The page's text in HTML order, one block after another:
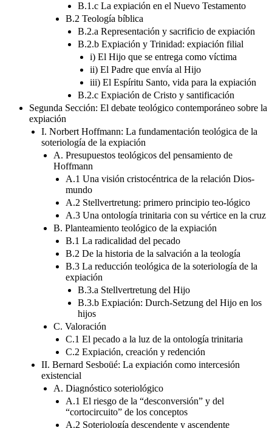
B.1.c La expiación en el Nuevo Testamento
B.2 Teología bíblica
B.2.a Representación y sacrificio de expiación
B.2.b Expiación y Trinidad: expiación filial
i) El Hijo que se entrega como víctima
ii) El Padre que envía al Hijo
iii) El Espíritu Santo, vida para la expiación
B.2.c Expiación de Cristo y santificación
Segunda Sección: El debate teológico contemporáneo sobre la
expiación
I. Norbert Hoffmann: La fundamentación teológica de la
soteriología de la expiación
A. Presupuestos teológicos del pensamiento de
Hoffmann
A.1 Una visión cristocéntrica de la relación Dios-
mundo
A.2 Stellvertretung: primero principio teo-lógico
A.3 Una ontología trinitaria con su vértice en la cruz
B. Planteamiento teológico de la expiación
B.1 La radicalidad del pecado
B.2 De la historia de la salvación a la teología
B.3 La reducción teológica de la soteriología de la
expiación
B.3.a Stellvertretung del Hijo
B.3.b Expiación: Durch-Setzung del Hijo en los
hijos
C. Valoración
C.1 El pecado a la luz de la ontología trinitaria
C.2 Expiación, creación y redención
II. Bernard Sesboüé: La expiación como intercesión
existencial
A. Diagnóstico soteriológico
A.1 El riesgo de la “desconversión” y del
“cortocircuito” de los conceptos
A.2 Soteriología descendente y ascendente